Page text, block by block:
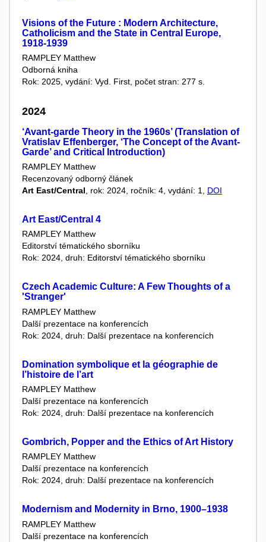
Visions of the Future : Modern Architecture,
Catholicism and the State in Central Europe,
1918-1939
RAMPLEY Matthew
Odborná kniha
Rok: 2025, vydání: Vyd. First, počet stran: 277 s.
2024
‘Avant-garde Theory in the 1960s’ (Translation of
Vratislav Effenberger, ‘The Concept of the Avant-
Garde’ and Critical Introduction)
RAMPLEY Matthew
Recenzovaný odborný článek
Art East/Central , rok: 2024, ročník: 4, vydání: 1, DOI
Art East/Central 4
RAMPLEY Matthew
Editorství tématického sborníku
Rok: 2024, druh: Editorství tématického sborníku
Czech Academic Culture: A Few Thoughts of a
'Stranger'
RAMPLEY Matthew
Další prezentace na konferencích
Rok: 2024, druh: Další prezentace na konferencích
Domination symbolique et la géographie de
l’histoire de l’art
RAMPLEY Matthew
Další prezentace na konferencích
Rok: 2024, druh: Další prezentace na konferencích
Gombrich, Popper and the Ethics of Art History
RAMPLEY Matthew
Další prezentace na konferencích
Rok: 2024, druh: Další prezentace na konferencích
Modernism and Modernity in Brno, 1900–1938
RAMPLEY Matthew
Další prezentace na konferencích